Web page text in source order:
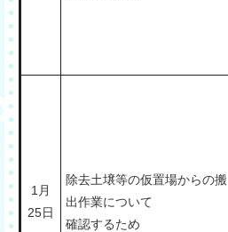
1月
25日
除去土壌等の仮置場からの搬
出作業について
確認するため